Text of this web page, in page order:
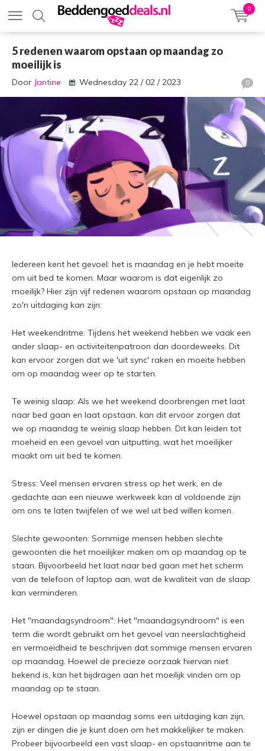
0
5 redenen waarom opstaan op maandag zo
moeilijk is
Door Jantine Wednesday 22 / 02 / 2023 0
Iedereen kent het gevoel: het is maandag en je hebt moeite
om uit bed te komen. Maar waarom is dat eigenlijk zo
moeilijk? Hier zijn vijf redenen waarom opstaan op maandag
zo'n uitdaging kan zijn:
Het weekendritme: Tijdens het weekend hebben we vaak een
ander slaap- en activiteitenpatroon dan doordeweeks. Dit
kan ervoor zorgen dat we 'uit sync' raken en moeite hebben
om op maandag weer op te starten.
Te weinig slaap: Als we het weekend doorbrengen met laat
naar bed gaan en laat opstaan, kan dit ervoor zorgen dat
we op maandag te weinig slaap hebben. Dit kan leiden tot
moeheid en een gevoel van uitputting, wat het moeilijker
maakt om uit bed te komen.
Stress: Veel mensen ervaren stress op het werk, en de
gedachte aan een nieuwe werkweek kan al voldoende zijn
om ons te laten twijfelen of we wel uit bed willen komen.
Slechte gewoonten: Sommige mensen hebben slechte
gewoonten die het moeilijker maken om op maandag op te
staan. Bijvoorbeeld het laat naar bed gaan met het scherm
van de telefoon of laptop aan, wat de kwaliteit van de slaap
kan verminderen.
Het "maandagsyndroom": Het "maandagsyndroom" is een
term die wordt gebruikt om het gevoel van neerslachtigheid
en vermoeidheid te beschrijven dat sommige mensen ervaren
op maandag. Hoewel de precieze oorzaak hiervan niet
bekend is, kan het bijdragen aan het moeilijk vinden om op
maandag op te staan.
Hoewel opstaan op maandag soms een uitdaging kan zijn,
zijn er dingen die je kunt doen om het makkelijker te maken.
Probeer bijvoorbeeld een vast slaap- en opstaanritme aan te